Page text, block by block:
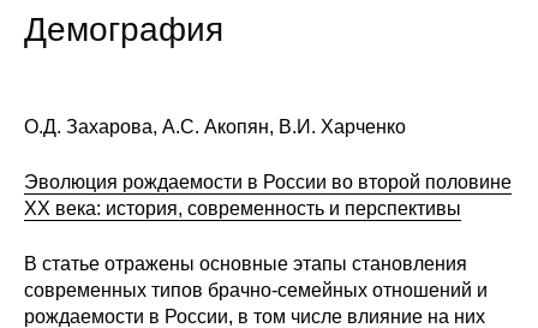
Демография
О.Д. Захарова, А.С. Акопян, В.И. Харченко
Эволюция рождаемости в России во второй половине
XX века: история, современность и перспективы
В статье отражены основные этапы становления
современных типов брачно-семейных отношений и
рождаемости в России, в том числе влияние на них